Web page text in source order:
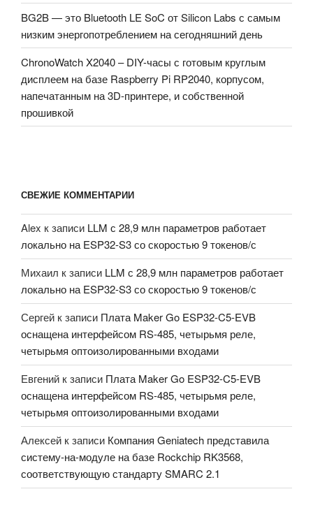
BG2B — это Bluetooth LE SoC от Silicon Labs с самым
низким энергопотреблением на сегодняшний день
ChronoWatch X2040 – DIY-часы с готовым круглым
дисплеем на базе Raspberry Pi RP2040, корпусом,
напечатанным на 3D-принтере, и собственной
прошивкой
СВЕЖИЕ КОММЕНТАРИИ
Alex к записи LLM с 28,9 млн параметров работает
локально на ESP32-S3 со скоростью 9 токенов/с
Михаил к записи LLM с 28,9 млн параметров работает
локально на ESP32-S3 со скоростью 9 токенов/с
Сергей к записи Плата Maker Go ESP32-C5-EVB
оснащена интерфейсом RS-485, четырьмя реле,
четырьмя оптоизолированными входами
Евгений к записи Плата Maker Go ESP32-C5-EVB
оснащена интерфейсом RS-485, четырьмя реле,
четырьмя оптоизолированными входами
Алексей к записи Компания Geniatech представила
систему-на-модуле на базе Rockchip RK3568,
соответствующую стандарту SMARC 2.1